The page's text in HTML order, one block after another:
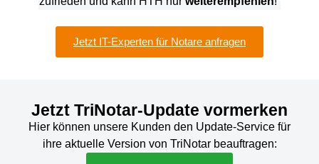
Jetzt IT-Experten für Notare anfragen
Jetzt TriNotar-Update vormerken
Hier können unsere Kunden den Update-Service für
ihre aktuelle Version von TriNotar beauftragen: